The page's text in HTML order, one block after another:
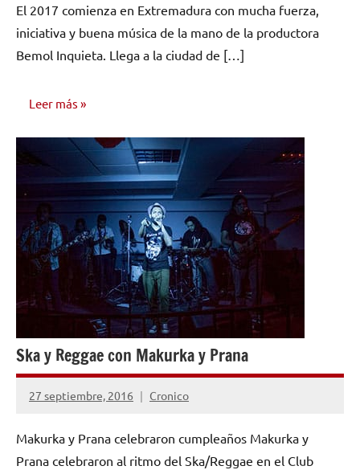
comentarios
El 2017 comienza en Extremadura con mucha fuerza,
iniciativa y buena música de la mano de la productora
Bemol Inquieta. Llega a la ciudad de […]
Leer más
NOTICIAS
Ska y Reggae con Makurka y Prana
27 septiembre, 2016 Cronico
No
comentarios
Makurka y Prana celebraron cumpleaños Makurka y
Prana celebraron al ritmo del Ska/Reggae en el Club